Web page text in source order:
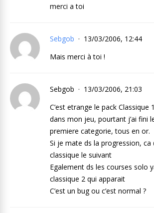
merci a toi
Sebgob
13/03/2006, 12:44
Mais merci à toi !
Sebgob
13/03/2006, 21:03
C’est etrange le pack Classique
dans mon jeu, pourtant j’ai fini
premiere categorie, tous en or.
Si je mate ds la progression, ca
classique le suivant
Egalement ds les courses solo
classique 2 qui apparait
C’est un bug ou c’est normal ?